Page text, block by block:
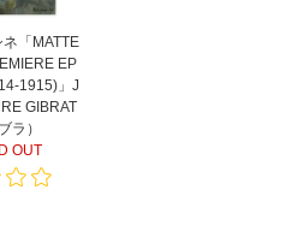
「MATTE
EP
1915)」J
GIBRAT
ラ）
OUT